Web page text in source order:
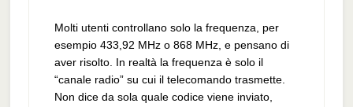
Molti utenti controllano solo la frequenza, per
esempio 433,92 MHz o 868 MHz, e pensano di
aver risolto. In realtà la frequenza è solo il
“canale radio” su cui il telecomando trasmette.
Non dice da sola quale codice viene inviato,